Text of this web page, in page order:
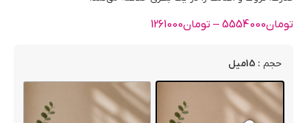
تومان5554000
– تومان1261000
حجم : 15میل